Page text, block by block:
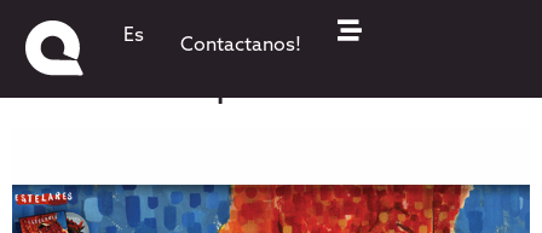
Es Contactanos!
Aleluya! Estelares lanzó «El
Costado Izquierdo»